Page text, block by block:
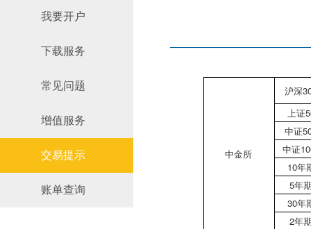
我要开户
下载服务
常见问题
增值服务
交易提示
账单查询
中金所
沪深
上证
中证
中证
10年
5年
30年
2年